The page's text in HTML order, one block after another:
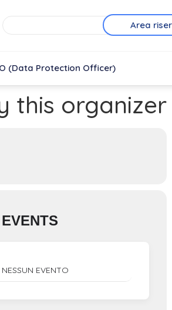
Area
(Data Protection Officer)
this organizer
NESSUN EVENTO